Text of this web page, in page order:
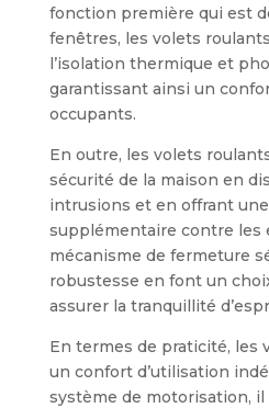
fonction première qui est
fenêtres, les volets
l’isolation thermique et
garantissant ainsi un
occupants.
En outre, les volets
sécurité de la maison en
intrusions et en offrant
supplémentaire contre les
mécanisme de fermeture
robustesse en font un
assurer la tranquillité
En termes de praticité, les
un confort d’utilisation
système de motorisation,